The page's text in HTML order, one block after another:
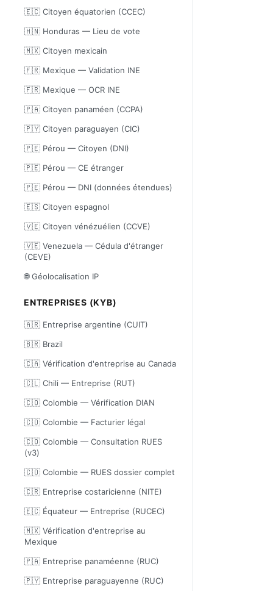
🇪🇨 Citoyen équatorien (CCEC)
🇭🇳 Honduras — Lieu de vote
🇲🇽 Citoyen mexicain
🇫🇷 Mexique — Validation INE
🇫🇷 Mexique — OCR INE
🇵🇦 Citoyen panaméen (CCPA)
🇵🇾 Citoyen paraguayen (CIC)
🇵🇪 Pérou — Citoyen (DNI)
🇵🇪 Pérou — CE étranger
🇵🇪 Pérou — DNI (données étendues)
🇪🇸 Citoyen espagnol
🇻🇪 Citoyen vénézuélien (CCVE)
🇻🇪 Venezuela — Cédula d'étranger
(CEVE)
🌐 Géolocalisation IP
ENTREPRISES (KYB)
🇦🇷 Entreprise argentine (CUIT)
🇧🇷 Brazil
🇨🇦 Vérification d'entreprise au Canada
🇨🇱 Chili — Entreprise (RUT)
🇨🇴 Colombie — Vérification DIAN
🇨🇴 Colombie — Facturier légal
🇨🇴 Colombie — Consultation RUES
(v3)
🇨🇴 Colombie — RUES dossier complet
🇨🇷 Entreprise costaricienne (NITE)
🇪🇨 Équateur — Entreprise (RUCEC)
🇲🇽 Vérification d'entreprise au
Mexique
🇵🇦 Entreprise panaméenne (RUC)
🇵🇾 Entreprise paraguayenne (RUC)